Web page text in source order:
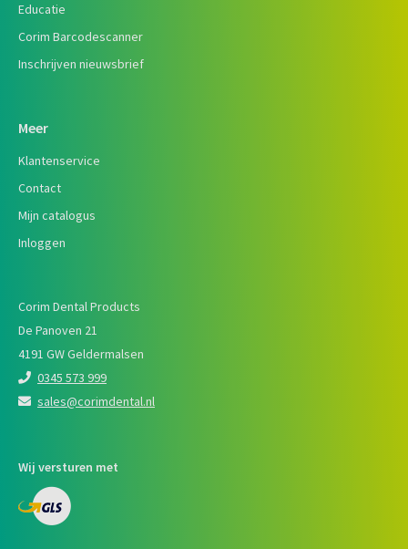
Educatie
Corim Barcodescanner
Inschrijven nieuwsbrief
Meer
Klantenservice
Contact
Mijn catalogus
Inloggen
Corim Dental Products
De Panoven 21
4191 GW Geldermalsen
0345 573 999
sales@corimdental.nl
Wij versturen met